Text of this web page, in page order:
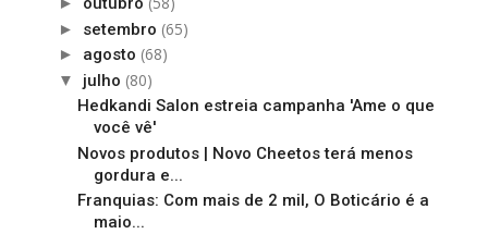
► setembro (65)
► agosto (68)
▼ julho (80)
Hedkandi Salon estreia campanha 'Ame o que
você vê'
Novos produtos | Novo Cheetos terá menos
gordura e...
Franquias: Com mais de 2 mil, O Boticário é a
maio...